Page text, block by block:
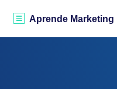
Aprende Marketing